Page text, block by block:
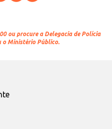
ou procure a Delegacia de Polícia
o Ministério Público.